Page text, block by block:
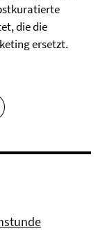
die die
ersetzt.